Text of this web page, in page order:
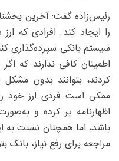
رئیس‌زاده گفت: آخرین
را ایجاد کند. افرادی که
سیستم بانکی سپرده‌گذاری
اطمینان کافی ندارند که
کردند، بتوانند بدون
ممکن است فردی ارز خود را
اظهارنامه پر کرده و
باشد، اما همچنان نسبت به
مراجعه برای رفع نیاز،